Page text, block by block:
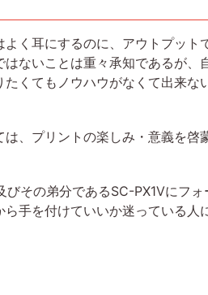
く耳にするのに、アウトプット
ないことは重々承知であるが、
くてもノウハウがなくて出来な
、プリントの楽しみ・意義を
その弟分であるSC-PX1Vにフ
手を付けていいか迷っている人